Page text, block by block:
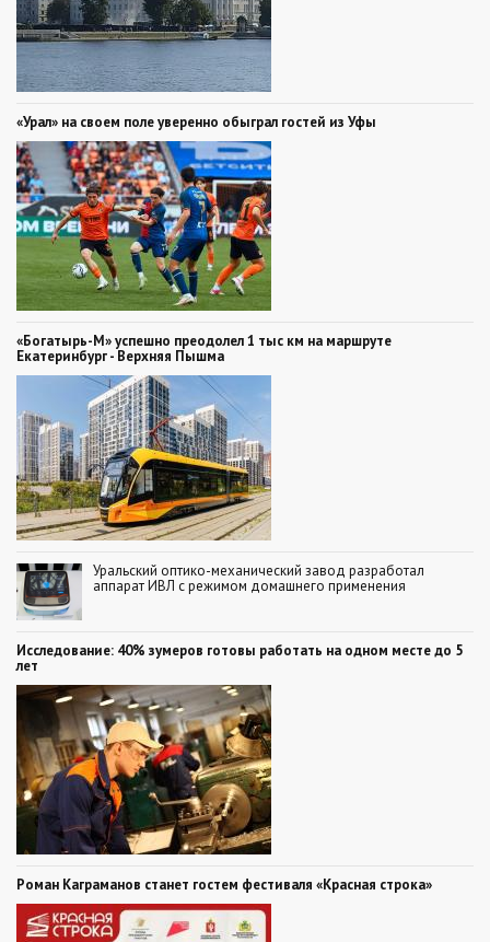
«Урал» на своем поле уверенно обыграл гостей из Уфы
«Богатырь-М» успешно преодолел 1 тыс км на маршруте
Екатеринбург - Верхняя Пышма
Уральский оптико-механический завод разработал
аппарат ИВЛ с режимом домашнего применения
Исследование: 40% зумеров готовы работать на одном месте до 5
лет
Роман Каграманов станет гостем фестиваля «Красная строка»